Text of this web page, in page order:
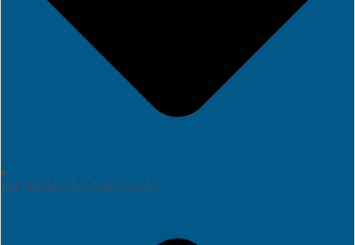
INFORMAÇÃO ADICIONAL